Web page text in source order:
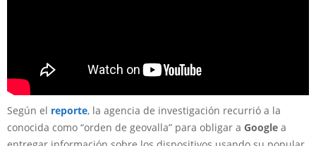
Según el reporte, la agencia de investigación recurrió a la
conocida como “orden de geovalla” para obligar a Google a